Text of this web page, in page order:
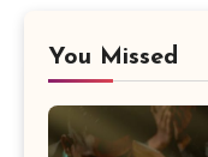
You Missed